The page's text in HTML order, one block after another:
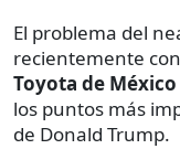
El problema del
recientemente con
Toyota de
los puntos más
de Donald Trump.